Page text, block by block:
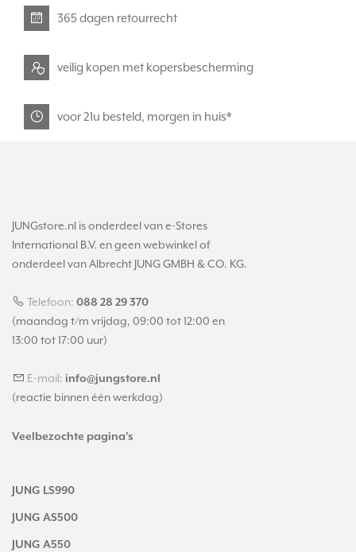
365 dagen retourrecht
veilig kopen met kopersbescherming
voor 21u besteld, morgen in huis*
JUNGstore.nl is onderdeel van e-Stores
International B.V. en geen webwinkel of
onderdeel van Albrecht JUNG GMBH & CO. KG.
Telefoon: 088 28 29 370
(maandag t/m vrijdag, 09:00 tot 12:00 en
13:00 tot 17:00 uur)
E-mail: info@jungstore.nl
(reactie binnen één werkdag)
Veelbezochte pagina's
JUNG LS990
JUNG AS500
JUNG A550